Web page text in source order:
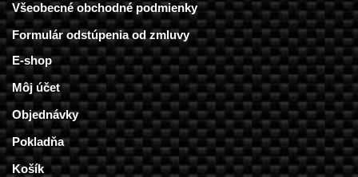
Všeobecné obchodné podmienky
Formulár odstúpenia od zmluvy
E-shop
Môj účet
Objednávky
Pokladňa
Košík